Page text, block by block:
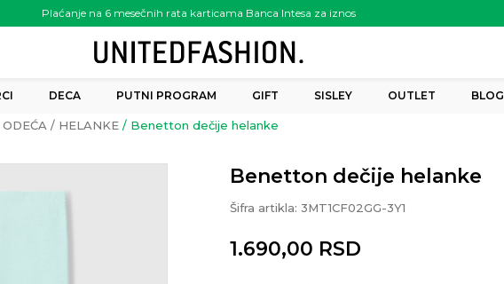
Plaćanje na 6 mesečnih rata karticama Banca Intesa za iznos
preko 6.000.00 rsd
DECA PUTNI PROGRAM GIFT SISLEY OUTLET BLOG
ODEĆA HELANKE Benetton dečije helanke
Benetton dečije helanke
Šifra artikla: 3MT1CF02GG-3Y1
1.690,00 RSD